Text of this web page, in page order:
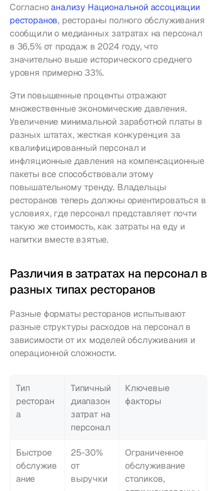
Согласно анализу Национальной ассоциации
ресторанов, рестораны полного обслуживания
сообщили о медианных затратах на персонал
в 36,5% от продаж в 2024 году, что
значительно выше исторического среднего
уровня примерно 33%.
Эти повышенные проценты отражают
множественные экономические давления.
Увеличение минимальной заработной платы в
разных штатах, жесткая конкуренция за
квалифицированный персонал и
инфляционные давления на компенсационные
пакеты все способствовали этому
повышательному тренду. Владельцы
ресторанов теперь должны ориентироваться в
условиях, где персонал представляет почти
такую же стоимость, как затраты на еду и
напитки вместе взятые.
Различия в затратах на персонал в
разных типах ресторанов
Разные форматы ресторанов испытывают
разные структуры расходов на персонал в
зависимости от их моделей обслуживания и
операционной сложности.
Тип
ресторан
а
Типичный
диапазон
затрат на
персонал
Ключевые
факторы
Быстрое
обслужив
ание
25-30%
от
выручки
Ограниченное
обслуживание
столиков,